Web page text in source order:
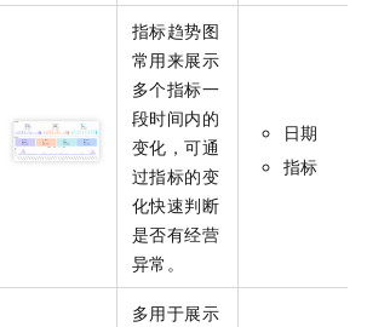
指标趋势图
常用来展示
多个指标一
段时间内的
变化，可通
过指标的变
化快速判断
是否有经营
异常。
日期
指标
多用于展示